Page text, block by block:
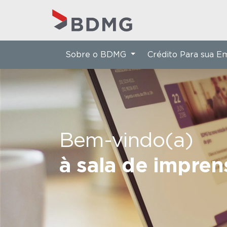
Bem-vindo(a)
à sala de
Sobre o BDMG Crédito Para sua